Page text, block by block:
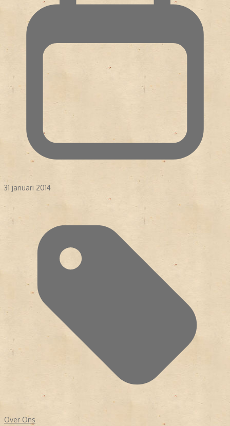
31 januari 2014
Over Ons